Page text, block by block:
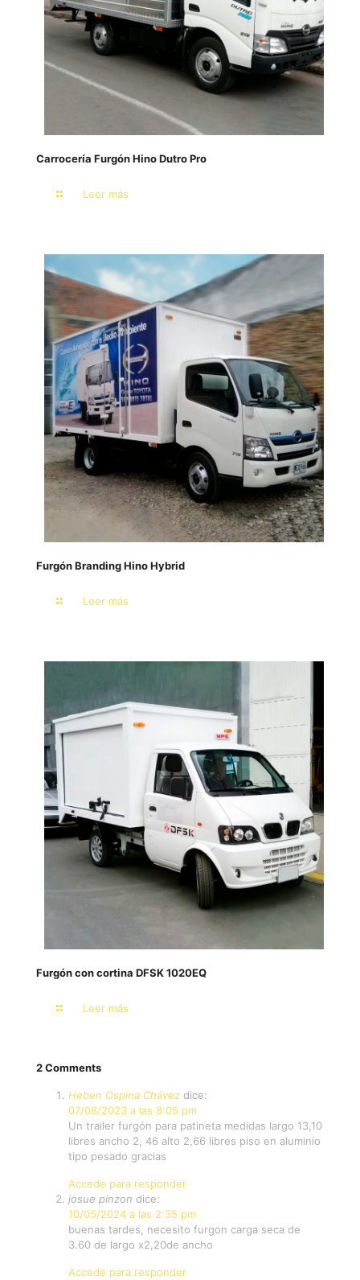
Carrocería Furgón Hino Dutro Pro
Leer más
Furgón Branding Hino Hybrid
Leer más
Furgón con cortina DFSK 1020EQ
Leer más
2 Comments
Heben Ospina Chávez dice:
07/08/2023 a las 8:05 pm
Un trailer furgón para patineta medidas largo 13,10
libres ancho 2, 46 alto 2,66 libres piso en aluminio
tipo pesado gracias
Accede para responder
josue pinzon dice:
10/05/2024 a las 2:35 pm
buenas tardes, necesito furgon carga seca de
3.60 de largo x2,20de ancho
Accede para responder